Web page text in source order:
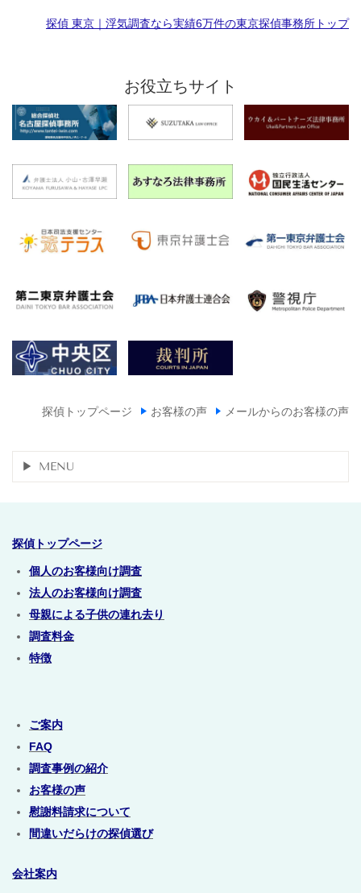
探偵 東京｜浮気調査なら実績6万件の東京探偵事務所トップ
お役立ちサイト
探偵トップページ お客様の声 メールからのお客様の声
MENU
探偵トップページ
個人のお客様向け調査
法人のお客様向け調査
母親による子供の連れ去り
調査料金
特徴
ご案内
FAQ
調査事例の紹介
お客様の声
慰謝料請求について
間違いだらけの探偵選び
会社案内